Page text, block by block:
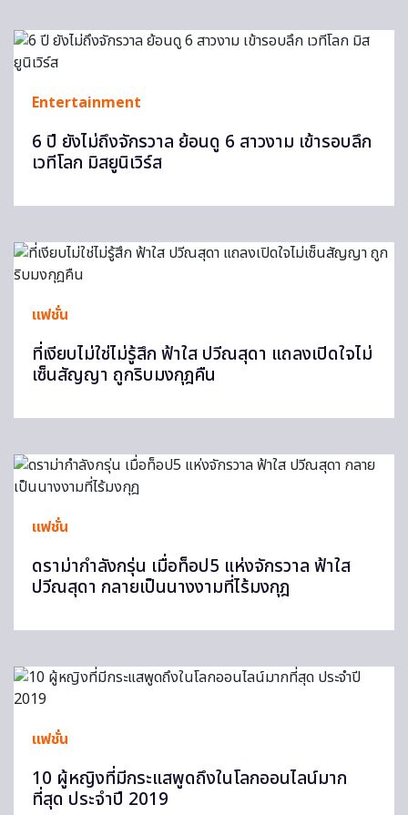
Entertainment
6 ปี ยังไม่ถึงจักรวาล ย้อนดู 6 สาวงาม เข้ารอบลึก
เวทีโลก มิสยูนิเวิร์ส
แฟชั่น
ที่เงียบไม่ใช่ไม่รู้สึก ฟ้าใส ปวีณสุดา แถลงเปิดใจไม่
เซ็นสัญญา ถูกริบมงกุฎคืน
แฟชั่น
ดราม่ากำลังกรุ่น เมื่อท็อป5 แห่งจักรวาล ฟ้าใส
ปวีณสุดา กลายเป็นนางงามที่ไร้มงกุฎ
แฟชั่น
10 ผู้หญิงที่มีกระแสพูดถึงในโลกออนไลน์มาก
ที่สุด ประจำปี 2019